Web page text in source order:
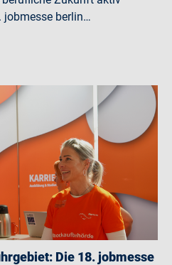
jobmesse berlin…
Die 18. jobmesse